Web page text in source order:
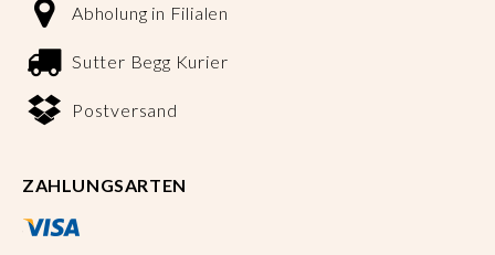
Abholung in Filialen
Sutter Begg Kurier
Postversand
ZAHLUNGSARTEN